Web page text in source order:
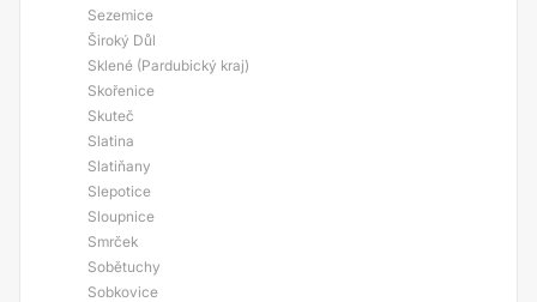
Sezemice
Široký Důl
Sklené (Pardubický kraj)
Skořenice
Skuteč
Slatina
Slatiňany
Slepotice
Sloupnice
Smrček
Sobětuchy
Sobkovice